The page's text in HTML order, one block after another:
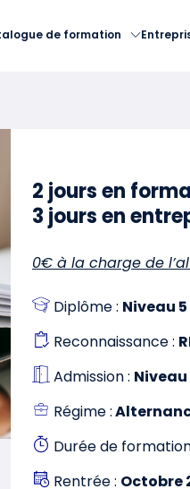
de formation
2 jours en
3 jours en
0€ à la charge de
Diplôme : Niveau 5
Reconnaissance :
Admission : Niveau
Régime :
Durée de
Rentrée : Octobre